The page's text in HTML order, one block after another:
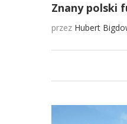
Znany polski
przez Hubert